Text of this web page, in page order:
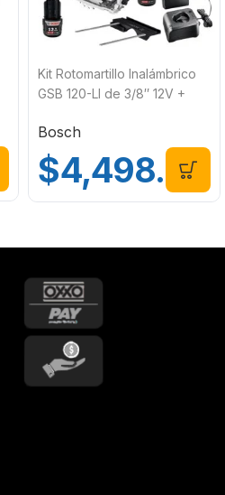
Kit Rotomartillo Inalámbrico
GSB 120-LI de 3/8″ 12V +
GKS 12V-26 de 85mm 12V +
Kit 2 Baterías 12V y Cargador
Bosch 0615A001KP
Bosch
$4,498.00